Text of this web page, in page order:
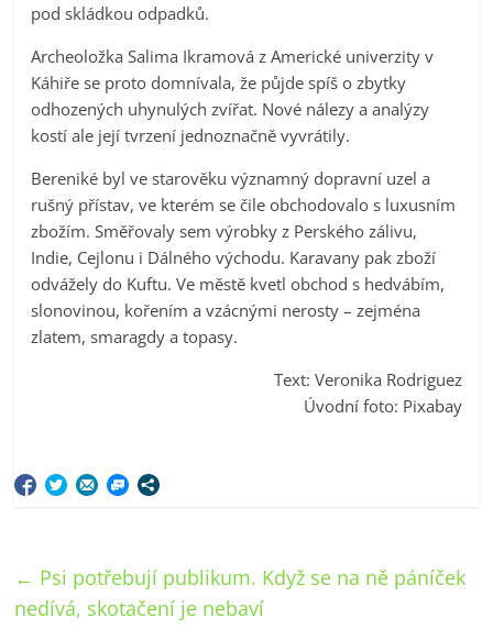
pod skládkou odpadků.
Archeoložka Salima Ikramová z Americké univerzity v
Káhiře se proto domnívala, že půjde spíš o zbytky
odhozených uhynulých zvířat. Nové nálezy a analýzy
kostí ale její tvrzení jednoznačně vyvrátily.
Bereniké byl ve starověku významný dopravní uzel a
rušný přístav, ve kterém se čile obchodovalo s luxusním
zbožím. Směřovaly sem výrobky z Perského zálivu,
Indie, Cejlonu i Dálného východu. Karavany pak zboží
odvážely do Kuftu. Ve městě kvetl obchod s hedvábím,
slonovinou, kořením a vzácnými nerosty – zejména
zlatem, smaragdy a topasy.
Text: Veronika Rodriguez
Úvodní foto: Pixabay
← Psi potřebují publikum. Když se na ně páníček
nedívá, skotačení je nebaví